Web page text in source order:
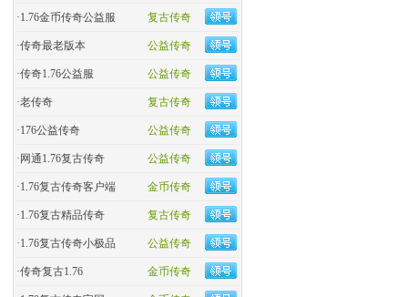
复古传奇
·​1.76金币传奇公益服
公益传奇
·​传奇最老版本
公益传奇
·传奇1.76公益服
复古传奇
·老传奇
公益传奇
·176公益传奇
公益传奇
· 网通1.76复古传奇
金币传奇
·1.76复古传奇客户端
复古传奇
·1.76复古精品传奇
公益传奇
·1.76复古传奇小极品
金币传奇
·传奇复古1.76